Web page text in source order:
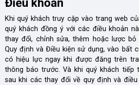
Điều khoản
Khi quý khách truy cập vào trang web
quý khách đồng ý với các điều khoản
thay đổi, chỉnh sửa, thêm hoặc lược
Quy định và Điều kiện sử dụng, vào bất
có hiệu lực ngay khi được đăng trên
thông báo trước. Và khi quý khách tiếp
sau khi các thay đổi về quy định và